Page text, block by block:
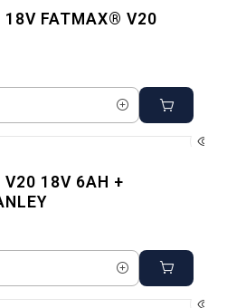
18V FATMAX® V20
V20 18V 6AH +